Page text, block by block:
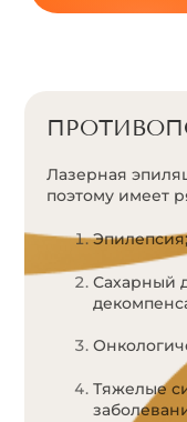
Лазерная
поэтому имеет
Эпилепсия;
Сахарный
Тяжелые